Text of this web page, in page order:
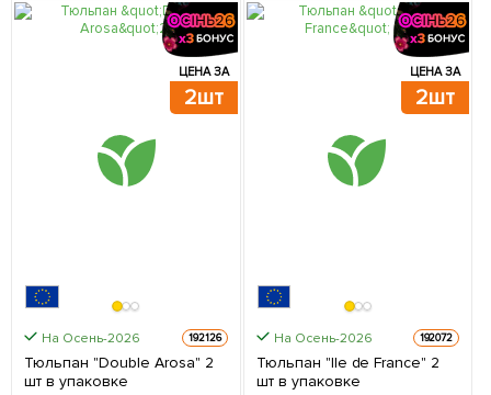
ЦЕНА ЗА
2шт
На Осень-2026 192126
Тюльпан "Double Arosa" 2
шт в упаковке
ЦЕНА ЗА
2шт
На Осень-2026 192072
Тюльпан "Ile de France" 2
шт в упаковке